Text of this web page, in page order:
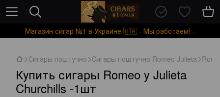
Магазин сигар №1 в Украине 🇺🇦 - Мы работаем! -
Сигары поштучно Сигары поштучно Romeo Julieta
Купить сигары Romeo y Julieta
Churchills -1шт